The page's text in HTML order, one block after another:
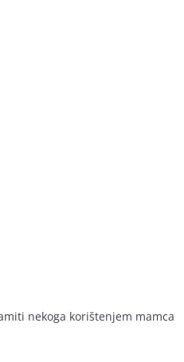
nekoga korištenjem mamca